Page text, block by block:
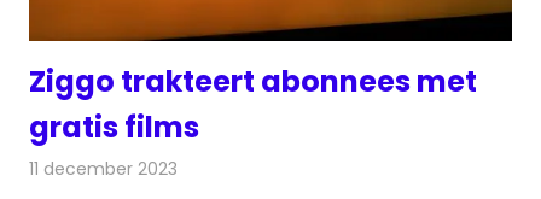
Ziggo trakteert abonnees met
gratis films
11 december 2023